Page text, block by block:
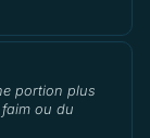
portion plus
ou du